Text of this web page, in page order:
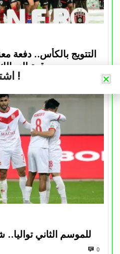
التتويج بالكأس.. دفعة
موقعة
للموسم الثاني
0
اشترك في نشرتنا الإخبارية !